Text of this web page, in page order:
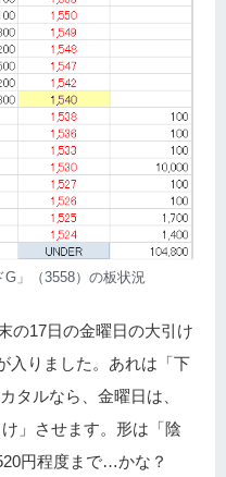
」（3558）の板状況
の17日の金曜日の大引け
入りました。あれは「下
タルなら、金曜日は、
」させます。形は「陰
円程度まで…かな？